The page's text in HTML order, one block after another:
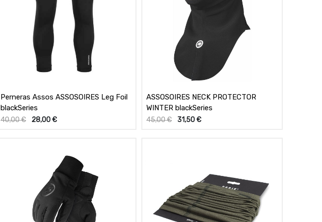
Perneras Assos ASSOSOIRES Leg Foil
blackSeries
40,00€ 28,00€
ASSOSOIRES NECK PROTECTOR
WINTER blackSeries
45,00€ 31,50€